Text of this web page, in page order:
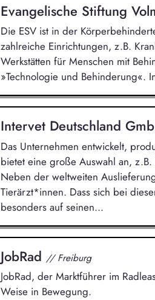
Evangelische Stiftung
Die ESV ist in der
zahlreiche Einrichtungen, z.B.
Werkstätten für Menschen mit
»Technologie und Behinderung«.
Intervet Deutschland
Das Unternehmen entwickelt,
bietet eine große Auswahl an,
Neben der weltweiten
Tierärzt*innen. Dass sich bei
besonders auf seinen...
JobRad // Freiburg
JobRad, der Marktführer im
Weise in Bewegung.